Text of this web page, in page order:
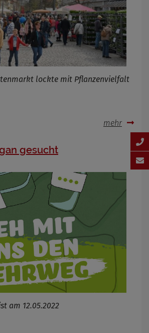
lockte mit Pflanzenvielfalt
mehr
gesucht
am 12.05.2022